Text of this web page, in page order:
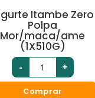
Itambe Zero
Polpa
Mor/maca/ame
(1X510G)
- +
Comprar